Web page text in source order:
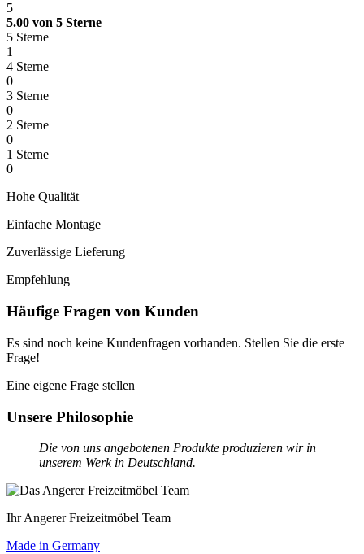
5
5.00 von 5 Sterne
5 Sterne
1
4 Sterne
0
3 Sterne
0
2 Sterne
0
1 Sterne
0
Hohe Qualität
Einfache Montage
Zuverlässige Lieferung
Empfehlung
Häufige Fragen von Kunden
Es sind noch keine Kundenfragen vorhanden. Stellen Sie die erste
Frage!
Eine eigene Frage stellen
Unsere Philosophie
Die von uns angebotenen Produkte produzieren wir in
unserem Werk in Deutschland.
Ihr Angerer Freizeitmöbel Team
Made in Germany